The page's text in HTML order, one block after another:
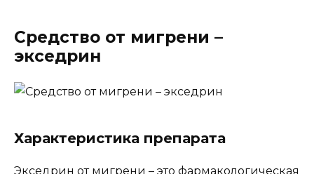
Средство от мигрени –
экседрин
Характеристика препарата
Экседрин от мигрени – это фармакологическая